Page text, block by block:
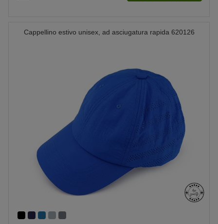
Cappellino estivo unisex, ad asciugatura rapida 620126